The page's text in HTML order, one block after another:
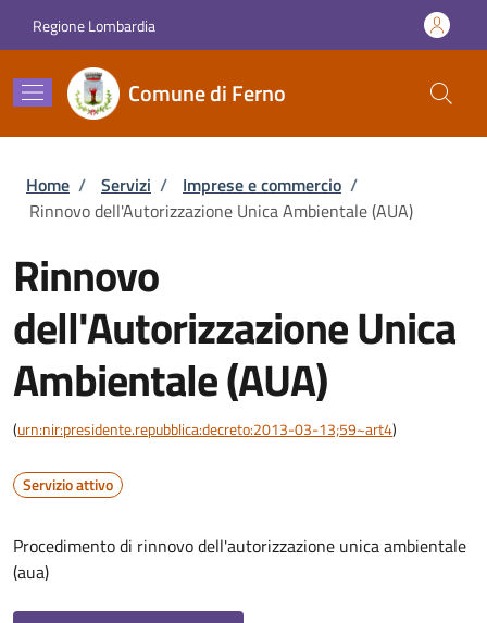
Regione Lombardia
Comune di Ferno
Briciole di pane
Home / Servizi / Imprese e commercio /
Rinnovo dell'Autorizzazione Unica Ambientale (AUA)
Rinnovo
dell'Autorizzazione Unica
Ambientale (AUA)
(urn:nir:presidente.repubblica:decreto:2013-03-13;59~art4)
Servizio attivo
Procedimento di rinnovo dell'autorizzazione unica ambientale
(aua)